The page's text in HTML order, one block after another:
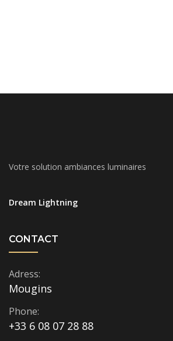
Votre solution ambiances luminaires
Dream Lightning
CONTACT
Adress:
Mougins
Phone:
+33 6 08 07 28 88